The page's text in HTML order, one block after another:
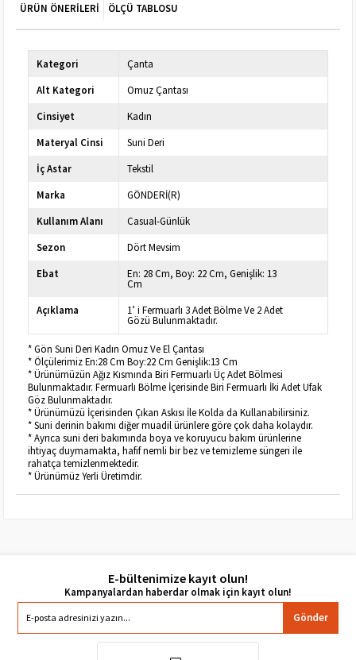
ÜRÜN ÖNERILERI
ÖLÇÜ TABLOSU
Kategori
Çanta
Alt Kategori
Omuz Çantası
Cinsiyet
Kadın
Materyal Cinsi
Suni Deri
İç Astar
Tekstil
Marka
GÖNDERİ(R)
Kullanım Alanı
Casual-Günlük
Sezon
Dört Mevsim
Ebat
En: 28 Cm, Boy: 22 Cm, Genişlik: 13
Cm
Açıklama
1’ i Fermuarlı 3 Adet Bölme Ve 2 Adet
Gözü Bulunmaktadır.
* Gön Suni Deri Kadın Omuz Ve El Çantası
* Ölçülerimiz En:28 Cm Boy:22 Cm Genişlik:13 Cm
* Ürünümüzün Ağız Kısmında Biri Fermuarlı Üç Adet Bölmesi
Bulunmaktadır. Fermuarlı Bölme İçerisinde Biri Fermuarlı İki Adet Ufak
Göz Bulunmaktadır.
* Ürünümüzü İçerisinden Çıkan Askısı İle Kolda da Kullanabilirsiniz.
* Suni derinin bakımı diğer muadil ürünlere göre çok daha kolaydır.
* Ayrıca suni deri bakımında boya ve koruyucu bakım ürünlerine
ihtiyaç duymamakta, hafif nemli bir bez ve temizleme süngeri ile
rahatça temizlenmektedir.
* Ürünümüz Yerli Üretimdir.
E-bültenimize kayıt olun!
Gönder